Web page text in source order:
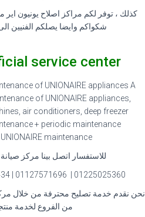
شكواكم وايضا يصلكم الفنيين
service center
of UNIONAIRE appliances A
of UNIONAIRE appliances,
air conditioners, deep freezer
+ periodic maintenance
maintenance
للاستفسار اتصل بينا مركز صيانة
01225025360 | 01127571696 | 01014723434 | 01200373234
نحن نقدم خدمة تصليح محترفة من خلال
من الفروع لخدمة